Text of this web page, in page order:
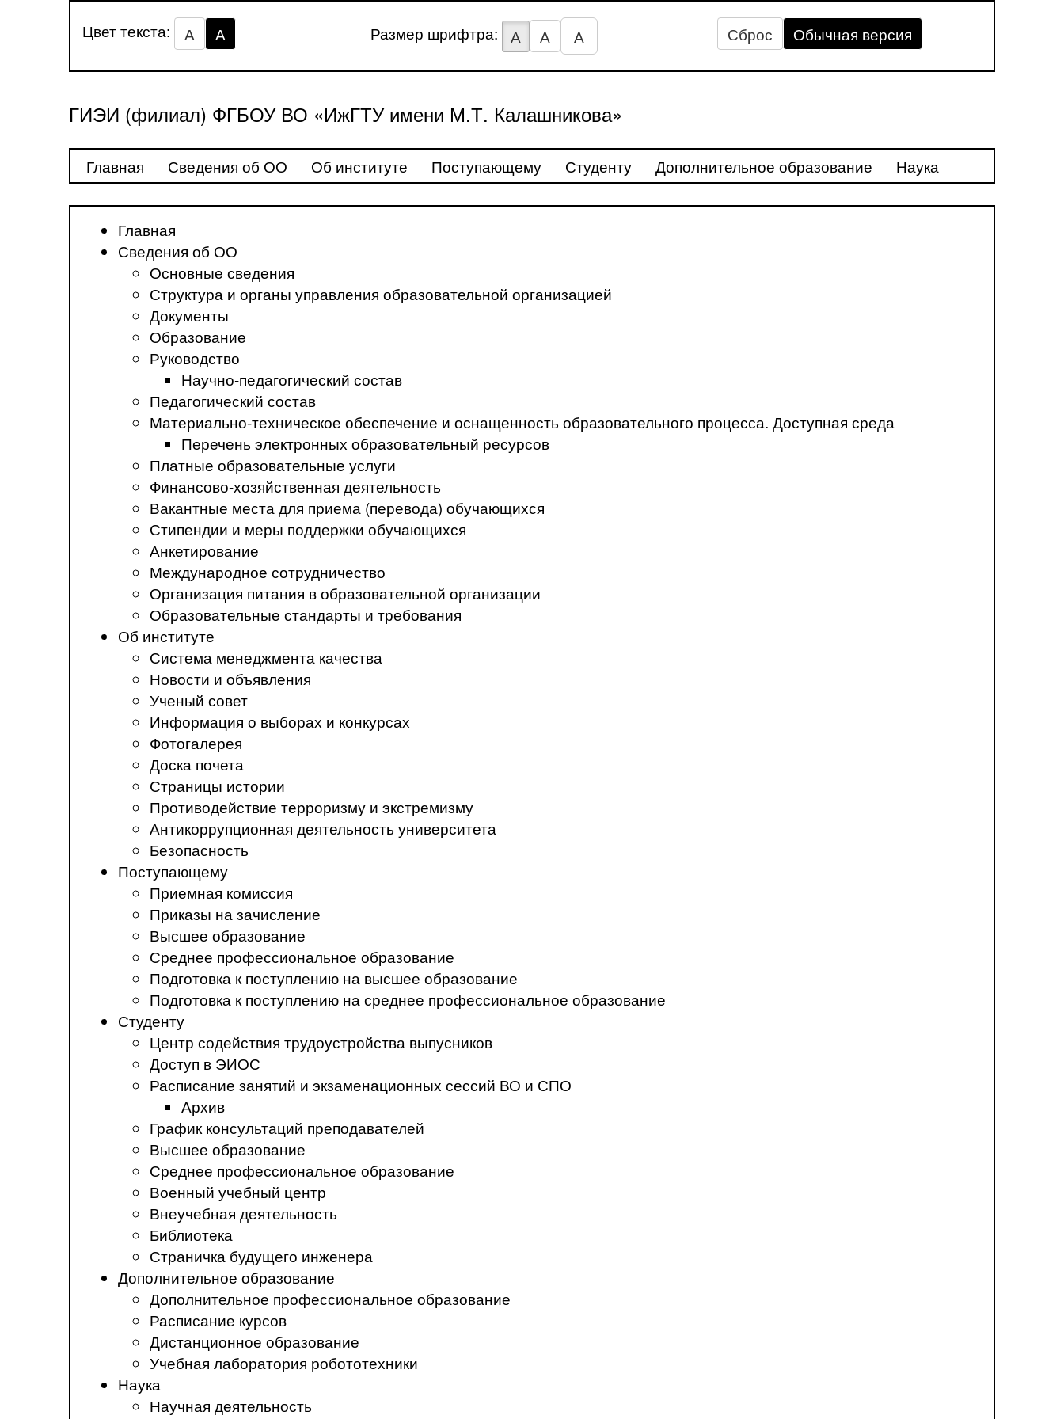
Цвет текста: А А Размер шрифтра: А А А Сброс Обычная версия
ГИЭИ (филиал) ФГБОУ ВО «ИжГТУ имени М.Т. Калашникова»
Главная Сведения об ОО Об институте Поступающему Студенту Дополнительное образование Наука
Главная
Сведения об ОО
Основные сведения
Структура и органы управления образовательной организацией
Документы
Образование
Руководство
Научно-педагогический состав
Педагогический состав
Материально-техническое обеспечение и оснащенность образовательного процесса. Доступная среда
Перечень электронных образовательный ресурсов
Платные образовательные услуги
Финансово-хозяйственная деятельность
Вакантные места для приема (перевода) обучающихся
Стипендии и меры поддержки обучающихся
Анкетирование
Международное сотрудничество
Организация питания в образовательной организации
Образовательные стандарты и требования
Об институте
Система менеджмента качества
Новости и объявления
Ученый совет
Информация о выборах и конкурсах
Фотогалерея
Доска почета
Страницы истории
Противодействие терроризму и экстремизму
Антикоррупционная деятельность университета
Безопасность
Поступающему
Приемная комиссия
Приказы на зачисление
Высшее образование
Среднее профессиональное образование
Подготовка к поступлению на высшее образование
Подготовка к поступлению на среднее профессиональное образование
Студенту
Центр содействия трудоустройства выпусников
Доступ в ЭИОС
Расписание занятий и экзаменационных сессий ВО и СПО
Архив
График консультаций преподавателей
Высшее образование
Среднее профессиональное образование
Военный учебный центр
Внеучебная деятельность
Библиотека
Страничка будущего инженера
Дополнительное образование
Дополнительное профессиональное образование
Расписание курсов
Дистанционное образование
Учебная лаборатория робототехники
Наука
Научная деятельность